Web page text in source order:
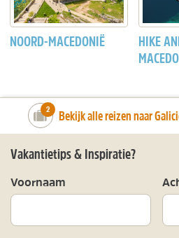
NOORD-MACEDONIË
HIKE
number_of_trips:
2 Bekijk alle reizen naar
Vakantietips & Inspiratie?
Voornaam